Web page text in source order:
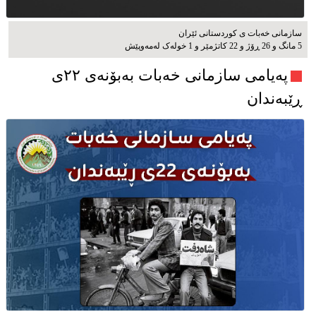
سازمانی خەبات ی كوردستانی ئێران
5 مانگ و 26 ڕۆژ و 22 کاتژمێر و 1 خوله‌ک له‌مه‌وپێش‌
پەیامی سازمانی خەبات بەبۆنەی ۲۲ی
ڕێبەندان